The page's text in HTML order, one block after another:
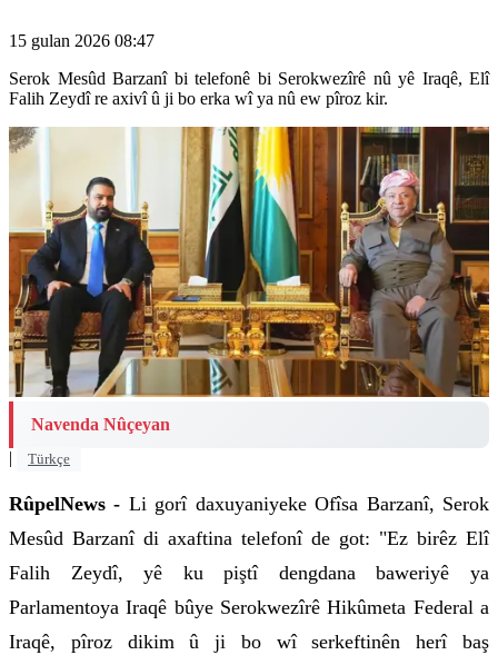
15 gulan 2026 08:47
Serok Mesûd Barzanî bi telefonê bi Serokwezîrê nû yê Iraqê, Elî
Falih Zeydî re axivî û ji bo erka wî ya nû ew pîroz kir.
Navenda Nûçeyan
|
Türkçe
RûpelNews - Li gorî daxuyaniyeke Ofîsa Barzanî, Serok
Mesûd Barzanî di axaftina telefonî de got: "Ez birêz Elî
Falih Zeydî, yê ku piştî dengdana baweriyê ya
Parlamentoya Iraqê bûye Serokwezîrê Hikûmeta Federal a
Iraqê, pîroz dikim û ji bo wî serkeftinên herî baş